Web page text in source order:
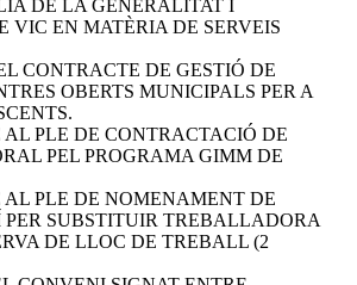
DE LA GENERALITAT I
VIC EN MATÈRIA DE SERVEIS
CONTRACTE DE GESTIÓ DE
OBERTS MUNICIPALS PER A
PLE DE CONTRACTACIÓ DE
PEL PROGRAMA GIMM DE
AL PLE DE NOMENAMENT DE
PER SUBSTITUIR TREBALLADORA
DE LLOC DE TREBALL (2